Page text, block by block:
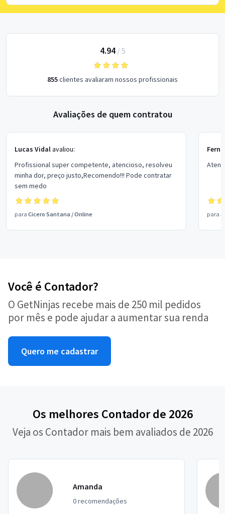
4.94/ 5
855clientes avaliaram nossos profissionais
Avaliações de quem contratou
Lucas Vidalavaliou:
Profissional super competente, atencioso, resolveu
minha dor, preço justo,Recomendo!!! Pode contratar
sem medo
para Cicero Santana /Online para
Você é Contador?
O GetNinjas recebe mais de 250 mil pedidos
por mês e pode ajudar a aumentar sua renda
Quero me cadastrar
Os melhores Contador de 2026
Veja os Contador mais bem avaliados de 2026
Amanda
0 recomendações